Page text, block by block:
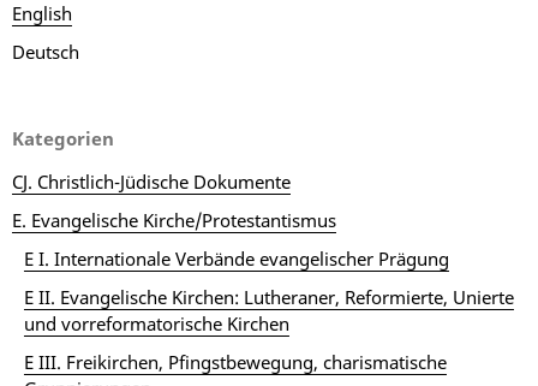
English
Deutsch
Kategorien
CJ. Christlich-Jüdische Dokumente
E. Evangelische Kirche/Protestantismus
E I. Internationale Verbände evangelischer Prägung
E II. Evangelische Kirchen: Lutheraner, Reformierte, Unierte
und vorreformatorische Kirchen
E III. Freikirchen, Pfingstbewegung, charismatische